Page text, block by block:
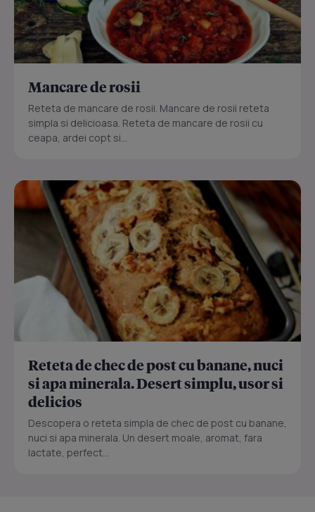
Mancare de rosii
Reteta de mancare de rosii. Mancare de rosii reteta
simpla si delicioasa. Reteta de mancare de rosii cu
ceapa, ardei copt si...
Reteta de chec de post cu banane, nuci
si apa minerala. Desert simplu, usor si
delicios
Descopera o reteta simpla de chec de post cu banane,
nuci si apa minerala. Un desert moale, aromat, fara
lactate, perfect...